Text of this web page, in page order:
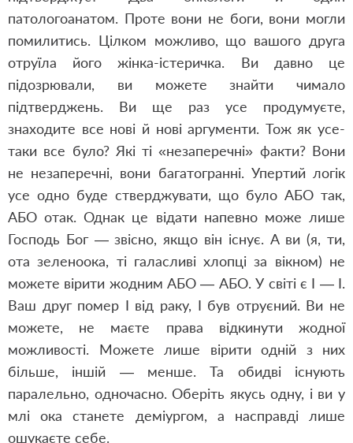
патологоанатом. Проте вони не боги, вони могли
помилитись. Цілком можливо, що вашого друга
отруїла його жінка-істеричка. Ви давно це
підозрювали, ви можете знайти чимало
підтверджень. Ви ще раз усе продумуєте,
знаходите все нові й нові аргументи. Тож як усе-
таки все було? Які ті «незаперечні» факти? Вони
не незаперечні, вони багатогранні. Упертий логік
усе одно буде стверджувати, що було АБО так,
АБО отак. Однак це відати напевно може лише
Господь Бог — звісно, якщо він існує. А ви (я, ти,
ота зеленоока, ті галасливі хлопці за вікном) не
можете вірити жодним АБО — АБО. У світі є І — І.
Ваш друг помер І від раку, І був отруєний. Ви не
можете, не маєте права відкинути жодної
можливості. Можете лише вірити одній з них
більше, іншій — менше. Та обидві існують
паралельно, одночасно. Оберіть якусь одну, і ви у
млі ока станете деміургом, а насправді лише
ошукаєте себе.